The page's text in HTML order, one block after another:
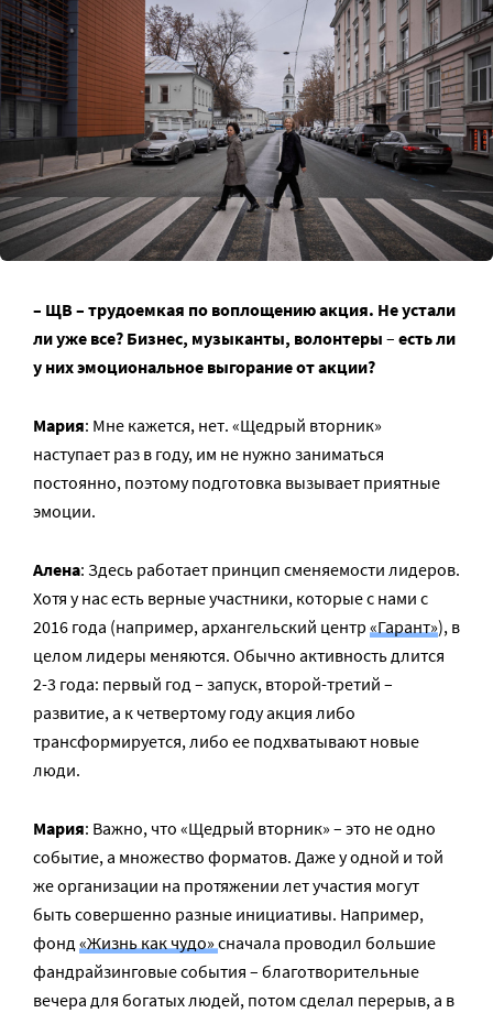
– ЩВ – трудоемкая по воплощению акция. Не устали
ли уже все? Бизнес, музыканты, волонтеры – есть ли
у них эмоциональное выгорание от акции?
Мария: Мне кажется, нет. «Щедрый вторник»
наступает раз в году, им не нужно заниматься
постоянно, поэтому подготовка вызывает приятные
эмоции.
Алена: Здесь работает принцип сменяемости лидеров.
Хотя у нас есть верные участники, которые с нами с
2016 года (например, архангельский центр «Гарант»), в
целом лидеры меняются. Обычно активность длится
2-3 года: первый год – запуск, второй-третий –
развитие, а к четвертому году акция либо
трансформируется, либо ее подхватывают новые
люди.
Мария: Важно, что «Щедрый вторник» – это не одно
событие, а множество форматов. Даже у одной и той
же организации на протяжении лет участия могут
быть совершенно разные инициативы. Например,
фонд«Жизнь как чудо»сначала проводил большие
фандрайзинговые события – благотворительные
вечера для богатых людей, потом сделал перерыв, а в